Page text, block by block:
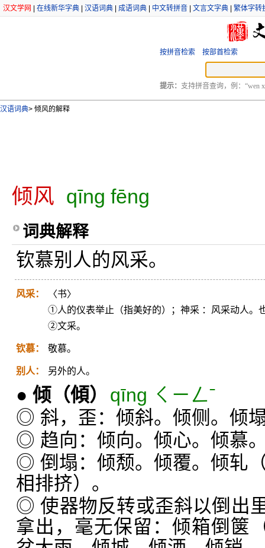
汉文学网 在线新华字典 汉语词典 成语词典 中文转拼音 文言文字典 繁体字转
按拼音检索 按部首检索
提示： 支持拼音查询，例：“wen
汉语词典> 倾风的解释
倾风 qīng fēng
词典解释
钦慕别人的风采。
风采：
〈书〉
①人的仪表举止（指美好的）；神采 ：风采动人。
②文采。
钦慕： 敬慕。
别人： 另外的人。
● 倾 （傾）
qīng ㄑㄧㄥˉ
◎ 斜，歪：倾斜。倾侧。倾
◎ 趋向：倾向。倾心。倾慕
◎ 倒塌：倾颓。倾覆。倾轧
相排挤）。
◎ 使器物反转或歪斜以倒出
拿出，毫无保留：倾箱倒箧